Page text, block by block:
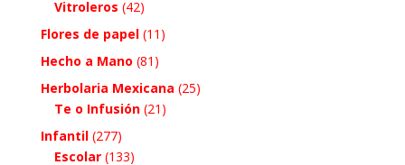
Vitroleros (42)
Flores de papel (11)
Hecho a Mano (81)
Herbolaria Mexicana (25)
Te o Infusión (21)
Infantil (277)
Escolar (133)